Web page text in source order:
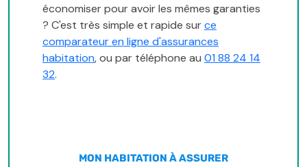
économiser pour avoir les mêmes garanties
? C'est très simple et rapide surce
comparateur en ligne d'assurances
habitation, ou par téléphone au 01 88 24 14
32.